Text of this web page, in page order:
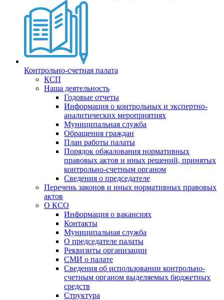
Контрольно-счетная палата
КСП
Наша деятельность
Годовые отчеты
Информация о контрольных и экспертно-
аналитических мероприятиях
Муниципальная служба
Обращения граждан
План работы палаты
Порядок обжалования нормативных
правовых актов и иных решений, принятых
контрольно-счетным органом
Сведения о председателе
Перечень законов и иных нормативных правовых
актов
О КСО
Информация о вакансиях
Контакты
Муниципальная служба
О председателе палаты
Реквизиты организации
СМИ о палате
Сведения об использовании контрольно-
счетным органом выделяемых бюджетных
средств
Структура